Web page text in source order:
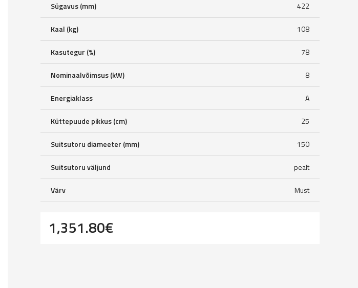
Sügavus (mm) 422
Kaal (kg) 108
Kasutegur (%) 78
Nominaalvõimsus (kW) 8
Energiaklass A
Küttepuude pikkus (cm) 25
Suitsutoru diameeter (mm) 150
Suitsutoru väljund pealt
Värv Must
1,351.80€